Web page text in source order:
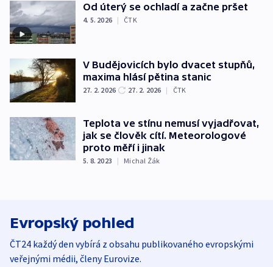
Od úterý se ochladí a začne pršet
4. 5. 2026 | ČTK
V Budějovicích bylo dvacet stupňů,
maxima hlásí pětina stanic
27. 2. 2026 27. 2. 2026 | ČTK
Teplota ve stínu nemusí vyjadřovat,
jak se člověk cítí. Meteorologové
proto měří i jinak
5. 8. 2023 | Michal Žák
Evropský pohled
ČT24 každý den vybírá z obsahu publikovaného evropskými
veřejnými médii, členy Eurovize.